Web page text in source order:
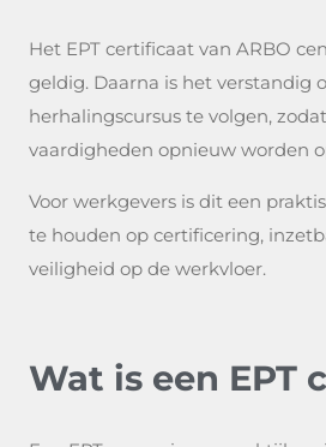
Het EPT certificaat van ARBO
geldig. Daarna is het verstandig
herhalingscursus te volgen,
vaardigheden opnieuw worden
Voor werkgevers is dit een
te houden op certificering,
veiligheid op de werkvloer.
Wat is een EPT